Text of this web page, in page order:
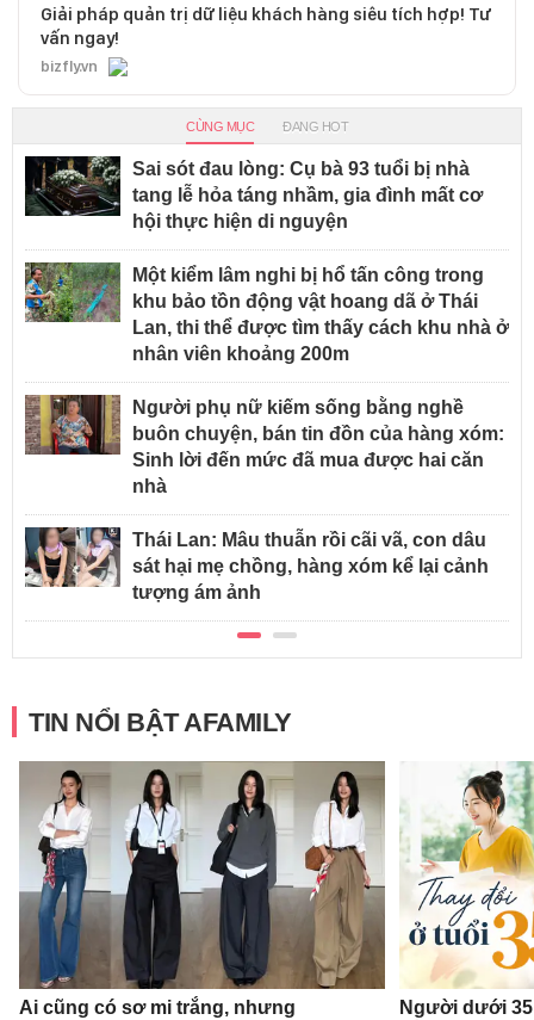
Giải pháp quản trị dữ liệu khách hàng siêu tích hợp! Tư
vấn ngay!
bizfly.vn
CÙNG MỤC ĐANG HOT
Sai sót đau lòng: Cụ bà 93 tuổi bị nhà
tang lễ hỏa táng nhầm, gia đình mất cơ
hội thực hiện di nguyện
Một kiểm lâm nghi bị hổ tấn công trong
khu bảo tồn động vật hoang dã ở Thái
Lan, thi thể được tìm thấy cách khu nhà ở
nhân viên khoảng 200m
Người phụ nữ kiếm sống bằng nghề
buôn chuyện, bán tin đồn của hàng xóm:
Sinh lời đến mức đã mua được hai căn
nhà
Thái Lan: Mâu thuẫn rồi cãi vã, con dâu
sát hại mẹ chồng, hàng xóm kể lại cảnh
tượng ám ảnh
TIN NỔI BẬT AFAMILY
Ai cũng có sơ mi trắng, nhưng
Người dưới